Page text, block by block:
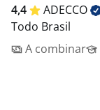
4,4
ADECCO
Todo Brasil
A combinar